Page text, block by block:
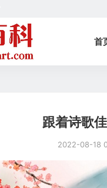
首
跟着诗歌
2022-08-18